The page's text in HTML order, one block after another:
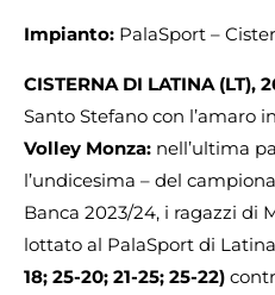
Impianto: PalaSport –
CISTERNA DI LATINA (LT),
Santo Stefano con l’amaro
Volley Monza: nell’ultima
l’undicesima – del
Banca 2023/24, i ragazzi di
lottato al PalaSport di
18; 25-20; 21-25; 25-22)